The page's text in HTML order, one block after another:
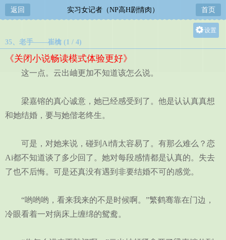
返回 实习女记者（NP高H剧情肉） 首页
设置
35、老手——崔檎 (1 / 4)
《关闭小说畅读模式体验更好》
这一点。云出岫更加不知道该怎么说。
梁嘉镕的真心诚意，她已经感受到了。他是认认真真想
和她结婚，要与她偕老终生。
可是，对她来说，碰到Ai情太容易了。有那么难么？恋
Ai都不知道谈了多少回了。她对每段感情都是认真的。失去
了也不后悔。可是还真没有遇到非要结婚不可的感觉。
“哟哟哟，看来我来的不是时候啊。”繁鹤骞靠在门边，
冷眼看着一对病床上缠绵的鸳鸯。